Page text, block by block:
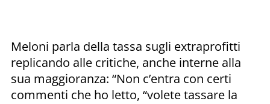
Meloni parla della tassa sugli extraprofitti
replicando alle critiche, anche interne alla
sua maggioranza: “Non c’entra con certi
commenti che ho letto, “volete tassare la